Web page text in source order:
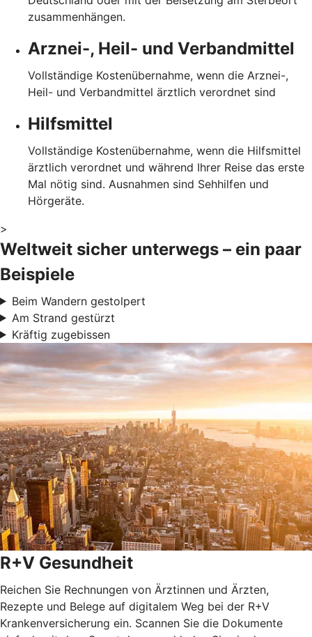
zusammenhängen.
Arznei-, Heil- und Verbandmittel
Vollständige Kostenübernahme, wenn die Arznei-,
Heil- und Verbandmittel ärztlich verordnet sind
Hilfsmittel
Vollständige Kostenübernahme, wenn die Hilfsmittel
ärztlich verordnet und während Ihrer Reise das erste
Mal nötig sind. Ausnahmen sind Sehhilfen und
Hörgeräte.
>
Weltweit sicher unterwegs – ein paar
Beispiele
Beim Wandern gestolpert
Am Strand gestürzt
Kräftig zugebissen
R+V Gesundheit
Reichen Sie Rechnungen von Ärztinnen und Ärzten,
Rezepte und Belege auf digitalem Weg bei der R+V
Krankenversicherung ein. Scannen Sie die Dokumente